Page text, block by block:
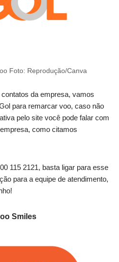
Foto: Reprodução/Canva
da empresa, vamos
para remarcar voo, caso não
pelo site você pode falar com
como citamos
115 2121, basta ligar para esse
para a equipe de atendimento,
Smiles